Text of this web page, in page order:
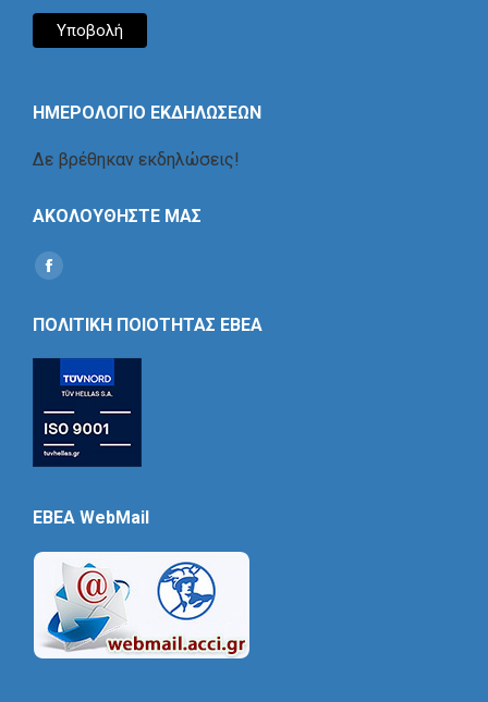
ΗΜΕΡΟΛΟΓΙΟ ΕΚΔΗΛΩΣΕΩΝ
Δε βρέθηκαν εκδηλώσεις!
ΑΚΟΛΟΥΘΗΣΤΕ ΜΑΣ
Find us on:
Social
ΠΟΛΙΤΙΚΗ ΠΟΙΟΤΗΤΑΣ ΕΒΕΑ
EBEA WebMail